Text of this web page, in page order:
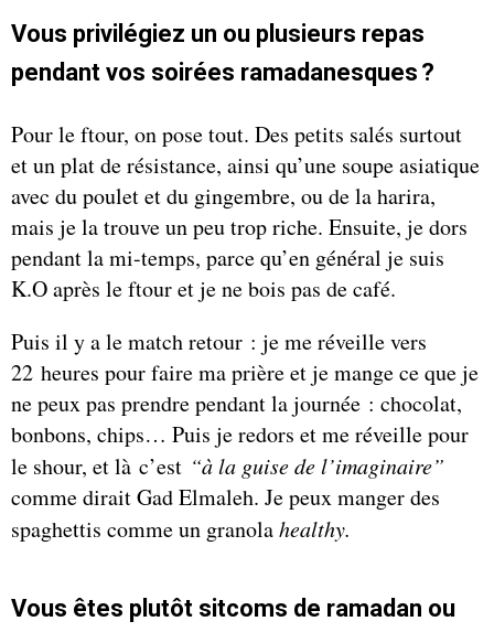
Vous privilégiez un ou plusieurs repas
pendant vos soirées ramadanesques ?
Pour le ftour, on pose tout. Des petits salés surtout
et un plat de résistance, ainsi qu’une soupe asiatique
avec du poulet et du gingembre, ou de la harira,
mais je la trouve un peu trop riche. Ensuite, je dors
pendant la mi-temps, parce qu’en général je suis
K.O après le ftour et je ne bois pas de café.
Puis il y a le match retour : je me réveille vers
22 heures pour faire ma prière et je mange ce que je
ne peux pas prendre pendant la journée : chocolat,
bonbons, chips… Puis je redors et me réveille pour
le shour, et là c’est “à la guise de l’imaginaire”
comme dirait Gad Elmaleh. Je peux manger des
spaghettis comme un granolahealthy.
Vous êtes plutôt sitcoms de ramadan ou